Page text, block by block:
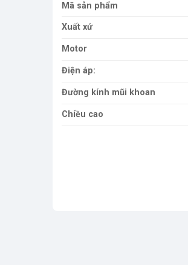
Mã sản phẩm
Xuất xứ
Motor
Điện áp:
Đường kính mũi khoan
Chiều cao